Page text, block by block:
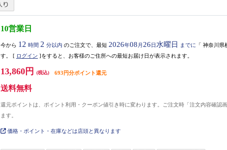
10営業日
今から 12 時間 2 分以内 のご注文で、最短 2026年08 月 26日 水曜日 までに 「 神奈川県
す。 [ ログイン ]をすると、お客様のご住所への最短お届け日が表示されます。
13,860円 (税込) 693円分ポイント還元
送料無料
還元ポイントは、ポイント利用・クーポン値引き時に変わります。ご注文時「注文内容確認
ます。
価格・ポイント・在庫などは店頭と異なります